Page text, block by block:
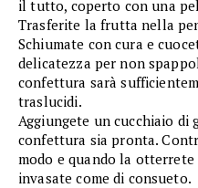
il tutto, coperto con una
Trasferite la frutta nella
Schiumate con cura e
delicatezza per non
confettura sarà
traslucidi.
Aggiungete un cucchiaio di
confettura sia pronta.
modo e quando la
invasate come di consueto.